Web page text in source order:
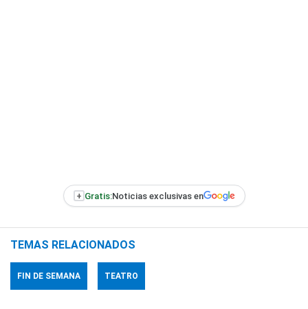
+ Gratis:Noticias exclusivas en
TEMAS RELACIONADOS
FIN DE SEMANA TEATRO